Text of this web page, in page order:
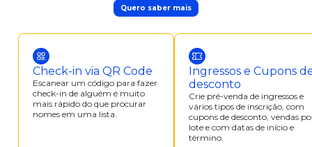
Quero saber mais
Check-in via QR Code
Escanear um código para fazer
check-in de alguém é muito
mais rápido do que procurar
nomes em uma lista.
Ingressos e Cupons
desconto
Crie pré-venda de ingressos e
vários tipos de inscrição, com
cupons de desconto, vendas
lote e com datas de início e
término.